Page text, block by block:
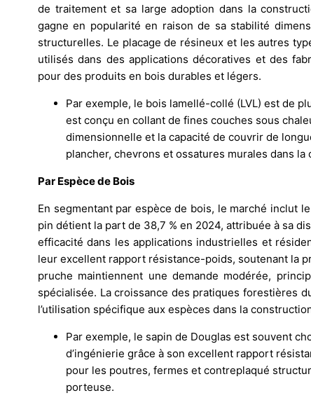
de traitement et sa large adoption dans la
gagne en popularité en raison de sa stabilité
structurelles. Le placage de résineux et les autres
utilisés dans des applications décoratives et des
pour des produits en bois durables et légers.
Par exemple, le bois lamellé-collé (LVL) est de
est conçu en collant de fines couches sous
dimensionnelle et la capacité de couvrir de
plancher, chevrons et ossatures murales dans
Par Espèce de Bois
En segmentant par espèce de bois, le marché inclut
pin détient la part de 38,7 % en 2024, attribuée à sa
efficacité dans les applications industrielles et
leur excellent rapport résistance-poids, soutenant la
pruche maintiennent une demande modérée,
spécialisée. La croissance des pratiques forestières
l’utilisation spécifique aux espèces dans la
Par exemple, le sapin de Douglas est souvent
d’ingénierie grâce à son excellent rapport
pour les poutres, fermes et contreplaqué
porteuse.